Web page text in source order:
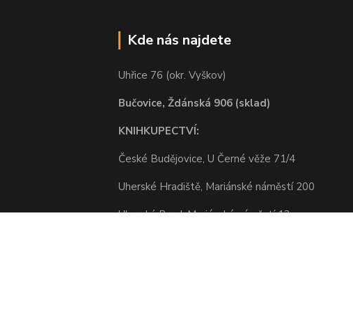
Kde nás najdete
Uhřice 76 (okr. Vyškov)
Bučovice, Ždánská 906 (sklad)
KNIHKUPECTVÍ:
České Budějovice, U Černé věže 71/4
Uherské Hradiště, Mariánské náměstí 200
Uherský Brod, Mariánské náměstí 13